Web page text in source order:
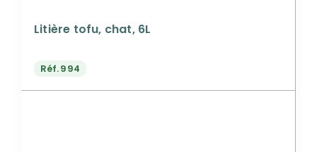
Litière tofu, chat, 6L
Réf.994